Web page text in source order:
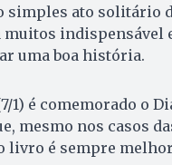
simples ato solitário
muitos indispensável
uma boa história.
1) é comemorado o
mesmo nos casos
livro é sempre